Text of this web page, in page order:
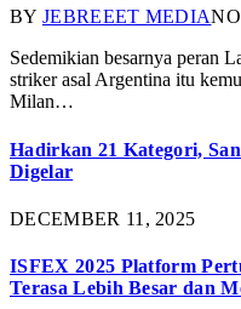
BY JEBREEET MEDIA
Sedemikian besarnya peran
striker asal Argentina itu
Milan…
Hadirkan 21 Kategori,
Digelar
DECEMBER 11, 2025
ISFEX 2025 Platform
Terasa Lebih Besar dan